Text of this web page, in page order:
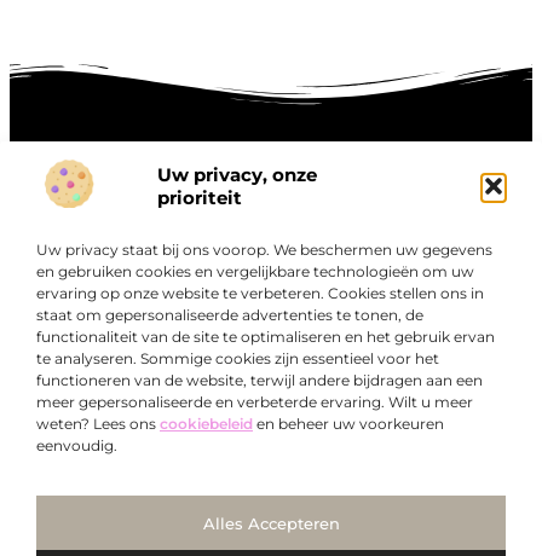
Uw privacy, onze
prioriteit
Uw privacy staat bij ons voorop. We beschermen uw gegevens
en gebruiken cookies en vergelijkbare technologieën om uw
ervaring op onze website te verbeteren. Cookies stellen ons in
staat om gepersonaliseerde advertenties te tonen, de
functionaliteit van de site te optimaliseren en het gebruik ervan
te analyseren. Sommige cookies zijn essentieel voor het
functioneren van de website, terwijl andere bijdragen aan een
meer gepersonaliseerde en verbeterde ervaring. Wilt u meer
weten? Lees ons cookiebeleid en beheer uw voorkeuren
eenvoudig.
Alles Accepteren
Over
Bedrijf
“Ontdek een wereld van boeiende blogs en artikelen die
je zowel inspireren als informeren.”
Bij Exclusiefbedrijf.nl draait alles om het leveren van
kwalitatieve inzichten en verhalen die jouw dagelijks leven
verrijken en je uitdagen om verder te denken.
Onze informatie